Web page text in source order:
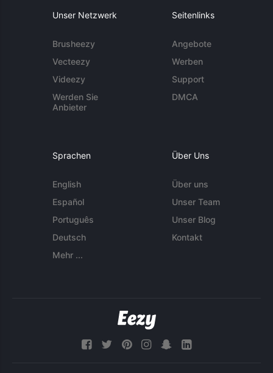
Unser Netzwerk
Brusheezy
Vecteezy
Videezy
Werden Sie
Anbieter
Seitenlinks
Angebote
Werben
Support
DMCA
Sprachen
English
Español
Português
Deutsch
Mehr ...
Über Uns
Über uns
Unser Team
Unser Blog
Kontakt